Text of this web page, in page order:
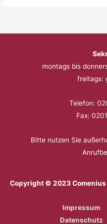
montags bis
freitags:
Telefon:
Fax:
Bitte nutzen Sie
Copyright © 2023 Comenius
Impressum
Datenschutz